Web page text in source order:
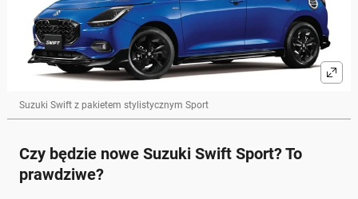
Suzuki Swift z pakietem stylistycznym Sport
Czy będzie nowe Suzuki Swift Sport? To
prawdziwe?